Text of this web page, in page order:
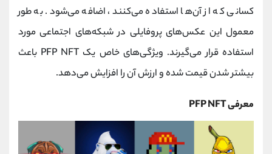
کسانی که از آن‌ها استفاده می‌کنند، اضافه می‌شود. به طور
معمول این عکس‌های پروفایلی در شبکه‌های اجتماعی مورد
استفاده قرار می‌گیرند. ویژگی‌های خاص یک PFP NFT باعث
بیشتر شدن قیمت شده و ارزش آن را افزایش می‌دهد.
معرفی PFP NFT